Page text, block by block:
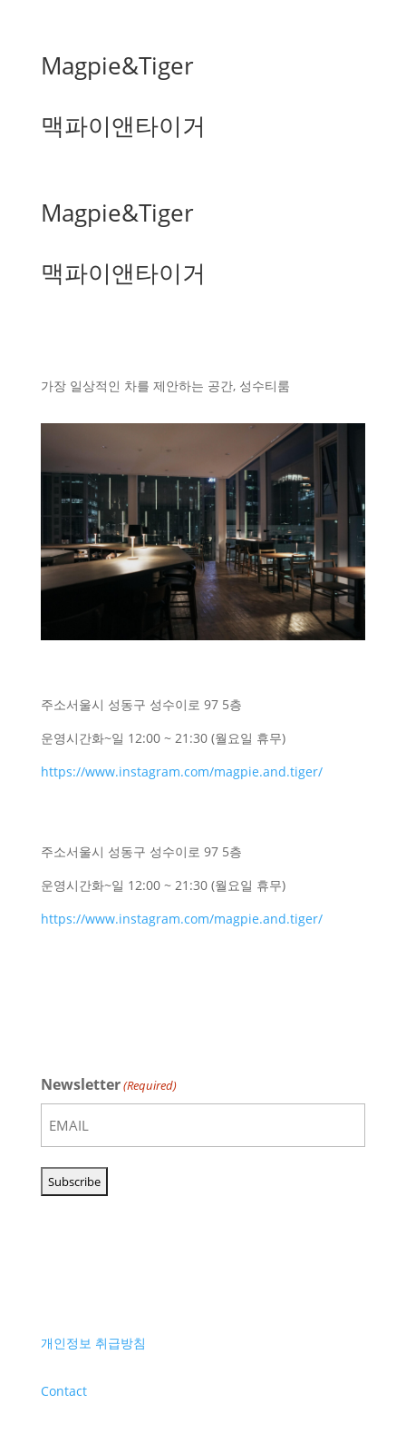
Magpie&Tiger
맥파이앤타이거
Magpie&Tiger
맥파이앤타이거
가장 일상적인 차를 제안하는 공간, 성수티룸
주소서울시 성동구 성수이로 97 5층
운영시간화~일 12:00 ~ 21:30 (월요일 휴무)
https://www.instagram.com/magpie.and.tiger/
주소서울시 성동구 성수이로 97 5층
운영시간화~일 12:00 ~ 21:30 (월요일 휴무)
https://www.instagram.com/magpie.and.tiger/
Newsletter(Required)
개인정보 취급방침
Contact